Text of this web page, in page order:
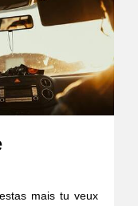
mais tu veux